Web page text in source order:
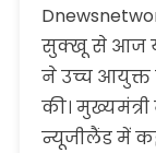
सुक्खू से आज
ने उच्च आयुक्त
की।
न्यूजीलैंड में